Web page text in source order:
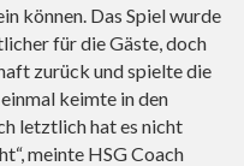
können. Das Spiel wurde
für die Gäste, doch
zurück und spielte die
keimte in den
letztlich hat es nicht
meinte HSG Coach